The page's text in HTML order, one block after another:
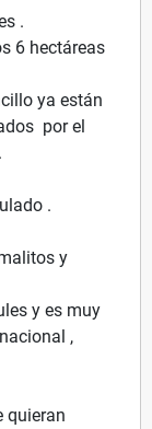
.
6 hectáreas
ya están
por el
.
y
y es muy
,
quieran